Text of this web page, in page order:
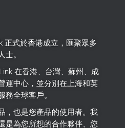
正式於香港成立，匯聚眾多
士。
在香港、台灣、蘇州、成
運中心，並分別在上海和英
務全球客戶。
也是您產品的使用者。 我
是為您所想的合作夥伴、您